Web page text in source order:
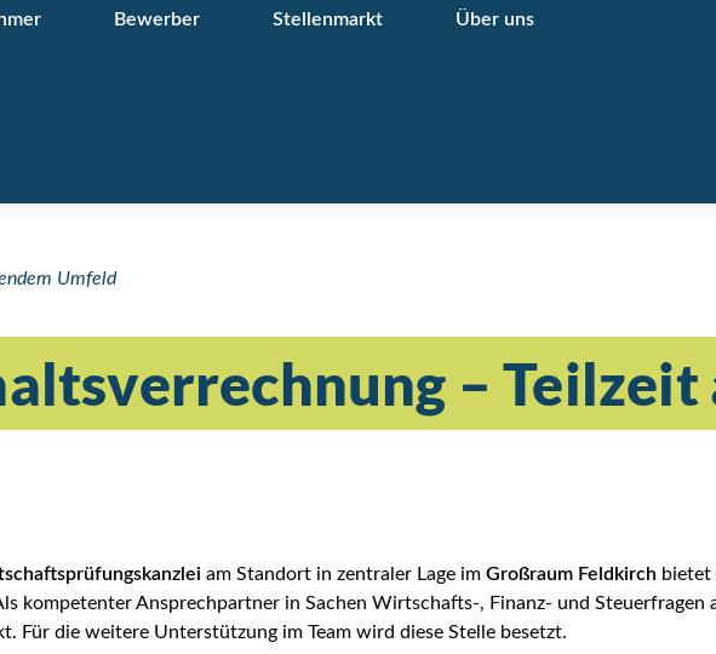
Bewerber Stellenmarkt Über uns
Umfeld
– Teilzeit
am Standort in zentraler Lage im Großraum Feldkirch bietet
kompetenter Ansprechpartner in Sachen Wirtschafts-, Finanz- und Steuerfragen
Für die weitere Unterstützung im Team wird diese Stelle besetzt.